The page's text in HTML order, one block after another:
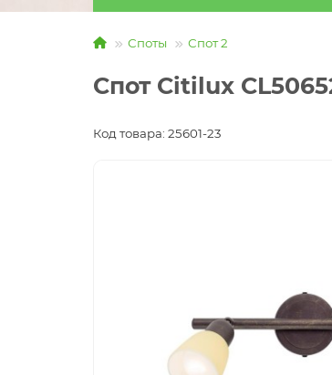
Споты Спот 2
Спот Citilux
Код товара: 25601-23